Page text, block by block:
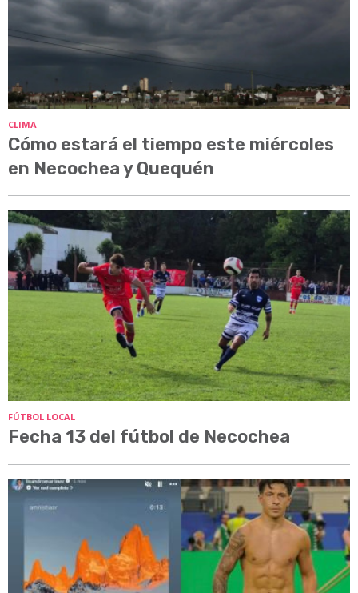
CLIMA
Cómo estará el tiempo este miércoles
en Necochea y Quequén
FÚTBOL LOCAL
Fecha 13 del fútbol de Necochea